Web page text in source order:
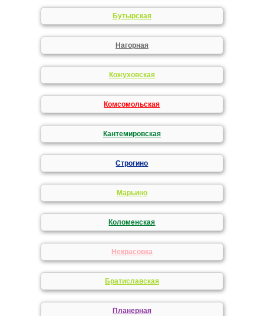
Бутырская
Нагорная
Кожуховская
Комсомольская
Кантемировская
Строгино
Марьино
Коломенская
Некрасовка
Братиславская
Планерная